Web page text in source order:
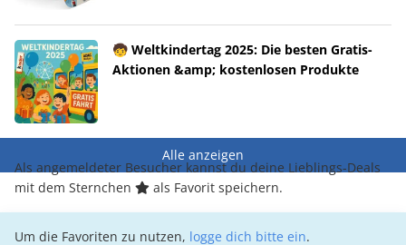
🧒 Weltkindertag 2025: Die besten Gratis-
Aktionen &amp; kostenlosen Produkte
Alle anzeigen
Als angemeldeter Besucher kannst du deine Lieblings-Deals
mit dem Sternchen
als Favorit speichern.
Um die Favoriten zu nutzen, logge dich bitte ein.